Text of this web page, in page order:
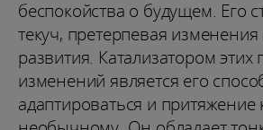
беспокойства о будущем. Его
текуч, претерпевая
развития. Катализатором этих
изменений является его
адаптироваться и